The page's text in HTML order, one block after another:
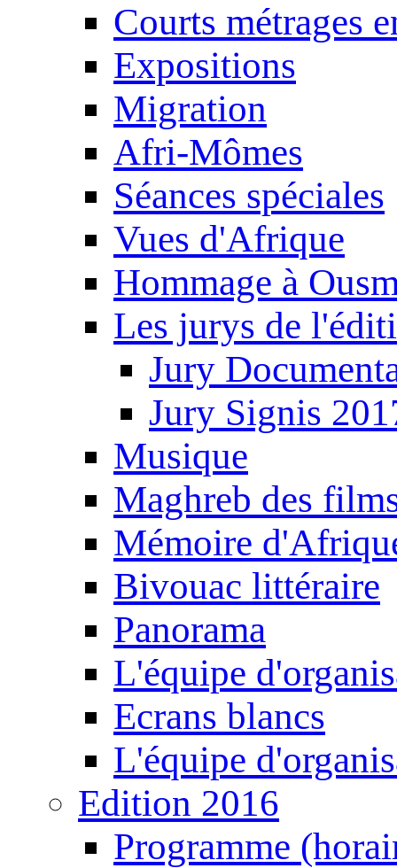
Courts métrages
Expositions
Migration
Afri-Mômes
Séances spéciales
Vues d'Afrique
Hommage à
Les jurys de
Jury
Jury Signis
Musique
Maghreb des
Mémoire
Bivouac littéraire
Panorama
L'équipe
Ecrans blancs
L'équipe
Edition 2016
Programme